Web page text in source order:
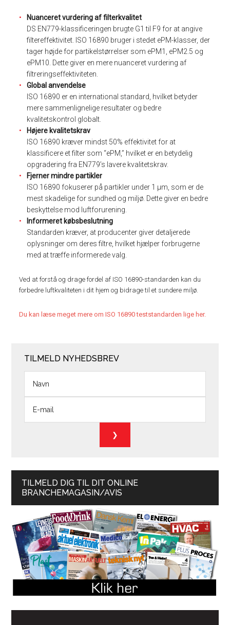
Nuanceret vurdering af filterkvalitet
DS EN779-klassificeringen brugte G1 til F9 for at angive
filtereffektivitet. ISO 16890 bruger i stedet ePM-klasser, der
tager højde for partikelstørrelser som ePM1, ePM2.5 og
ePM10. Dette giver en mere nuanceret vurdering af
filtreringseffektiviteten.
Global anvendelse
ISO 16890 er en international standard, hvilket betyder
mere sammenlignelige resultater og bedre
kvalitetskontrol globalt.
Højere kvalitetskrav
ISO 16890 kræver mindst 50% effektivitet for at
klassificere et filter som “ePM,” hvilket er en betydelig
opgradering fra EN779’s lavere kvalitetskrav.
Fjerner mindre partikler
ISO 16890 fokuserer på partikler under 1 μm, som er de
mest skadelige for sundhed og miljø. Dette giver en bedre
beskyttelse mod luftforurening.
Informeret købsbeslutning
Standarden kræver, at producenter giver detaljerede
oplysninger om deres filtre, hvilket hjælper forbrugerne
med at træffe informerede valg.
Ved at forstå og drage fordel af ISO 16890-standarden kan du
forbedre luftkvaliteten i dit hjem og bidrage til et sundere miljø.
Du kan læse meget mere om ISO 16890 teststandarden lige her.
TILMELD NYHEDSBREV
TILMELD DIG TIL DIT ONLINE
BRANCHEMAGASIN/AVIS